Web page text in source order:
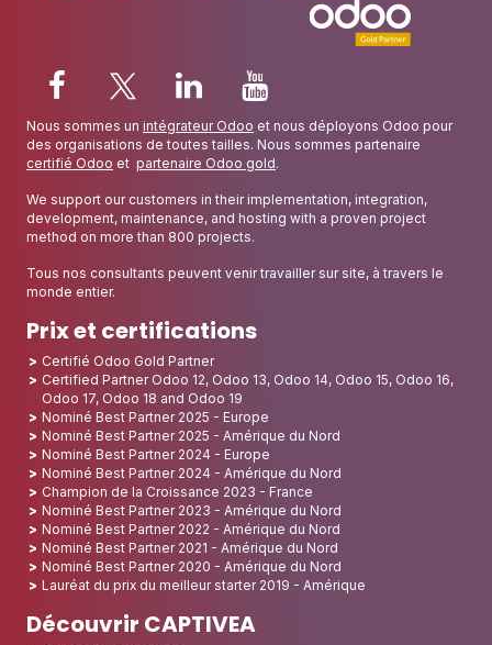
Nous sommes un intégrateur Odoo et nous déployons Odoo pour
des organisations de toutes tailles. Nous sommes partenaire
certifié Odoo et partenaire Odoo gold.
We support our customers in their implementation, integration,
development, maintenance, and hosting with a proven project
method on more than 800 projects.
Tous nos consultants peuvent venir travailler sur site, à travers le
monde entier.
Prix et certifications
Certifié Odoo Gold Partner
Certified Partner Odoo 12, Odoo 13, Odoo 14, Odoo 15, Odoo 16,
Odoo 17, Odoo 18 and Odoo 19
Nominé Best Partner 2025 - Europe
Nominé Best Partner 2025 - Amérique du Nord
Nominé Best Partner 2024 - Europe
Nominé Best Partner 2024 - Amérique du Nord
Champion de la Croissance 2023 - France
Nominé Best Partner 2023 - Amérique du Nord
Nominé Best Partner 2022 - Amérique du Nord
Nominé Best Partner 2021 - Amérique du Nord
Nominé Best Partner 2020 - Amérique du Nord
Lauréat du prix du meilleur starter 2019 - Amérique
Découvrir CAPTIVEA